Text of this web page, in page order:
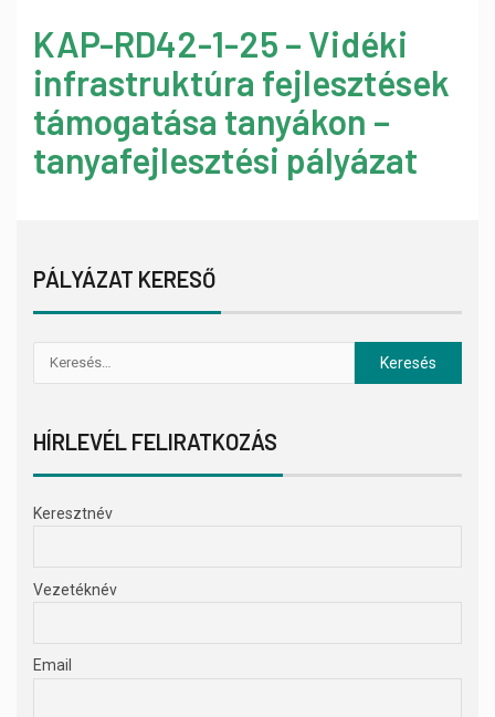
KAP-RD42-1-25 – Vidéki
infrastruktúra fejlesztések
támogatása tanyákon –
tanyafejlesztési pályázat
PÁLYÁZAT KERESŐ
HÍRLEVÉL FELIRATKOZÁS
Keresztnév
Vezetéknév
Email